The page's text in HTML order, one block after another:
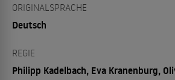
ORIGINALSPRACHE
Deutsch
REGIE
Philipp Kadelbach, Eva Kranenburg,